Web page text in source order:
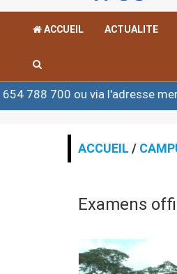
ACCUEIL ACTUALITE
l'adresse
ACCUEIL /
Examens